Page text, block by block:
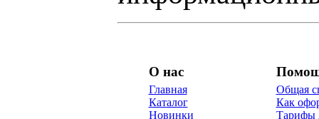
О нас
Главная
Каталог
Новинки
Общая
Как
Тарифы